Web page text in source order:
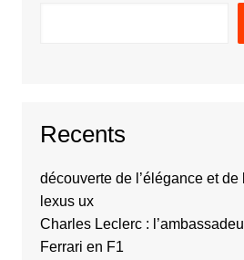
Recents
découverte de l’élégance et de
lexus ux
Charles Leclerc :
Ferrari en F1